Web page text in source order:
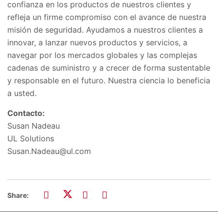
confianza en los productos de nuestros clientes y
refleja un firme compromiso con el avance de nuestra
misión de seguridad. Ayudamos a nuestros clientes a
innovar, a lanzar nuevos productos y servicios, a
navegar por los mercados globales y las complejas
cadenas de suministro y a crecer de forma sustentable
y responsable en el futuro. Nuestra ciencia lo beneficia
a usted.
Contacto:
Susan Nadeau
UL Solutions
Susan.Nadeau@ul.com
Share: